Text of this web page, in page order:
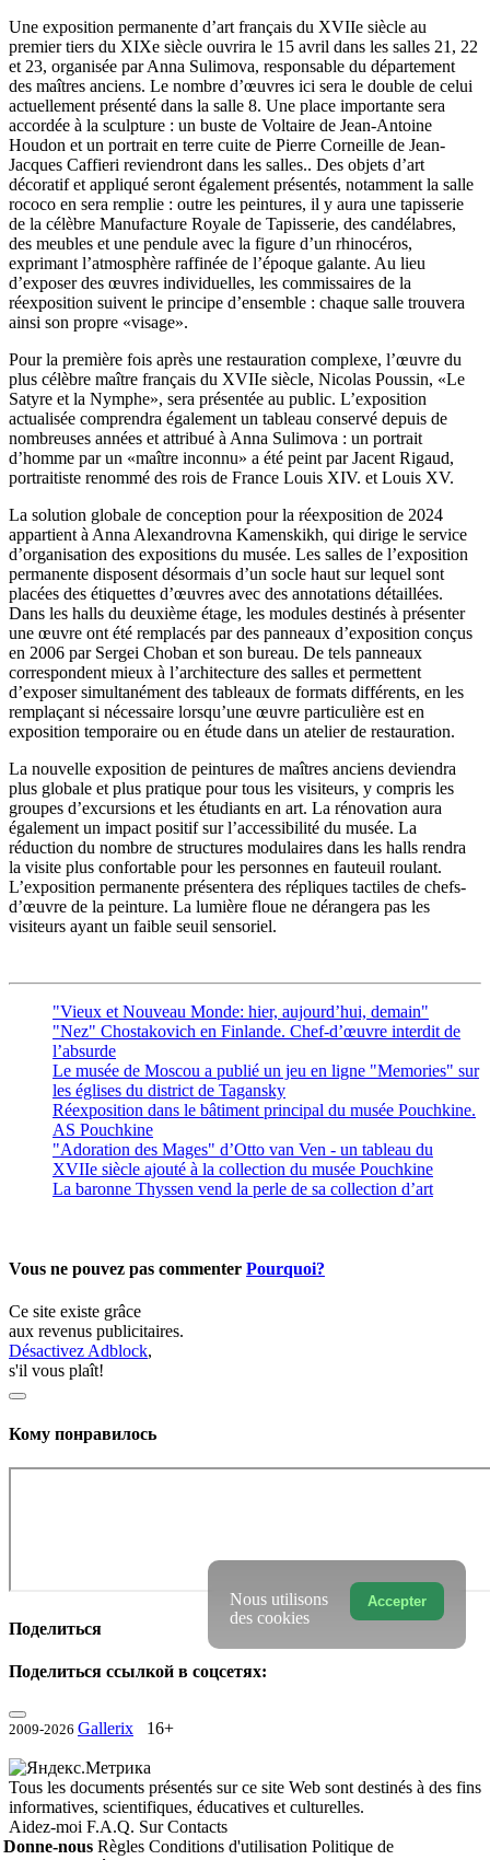
Une exposition permanente d’art français du XVIIe siècle au
premier tiers du XIXe siècle ouvrira le 15 avril dans les salles 21, 22
et 23, organisée par Anna Sulimova, responsable du département
des maîtres anciens. Le nombre d’œuvres ici sera le double de celui
actuellement présenté dans la salle 8. Une place importante sera
accordée à la sculpture : un buste de Voltaire de Jean-Antoine
Houdon et un portrait en terre cuite de Pierre Corneille de Jean-
Jacques Caffieri reviendront dans les salles.. Des objets d’art
décoratif et appliqué seront également présentés, notamment la salle
rococo en sera remplie : outre les peintures, il y aura une tapisserie
de la célèbre Manufacture Royale de Tapisserie, des candélabres,
des meubles et une pendule avec la figure d’un rhinocéros,
exprimant l’atmosphère raffinée de l’époque galante. Au lieu
d’exposer des œuvres individuelles, les commissaires de la
réexposition suivent le principe d’ensemble : chaque salle trouvera
ainsi son propre «visage».
Pour la première fois après une restauration complexe, l’œuvre du
plus célèbre maître français du XVIIe siècle, Nicolas Poussin, «Le
Satyre et la Nymphe», sera présentée au public. L’exposition
actualisée comprendra également un tableau conservé depuis de
nombreuses années et attribué à Anna Sulimova : un portrait
d’homme par un «maître inconnu» a été peint par Jacent Rigaud,
portraitiste renommé des rois de France Louis XIV. et Louis XV.
La solution globale de conception pour la réexposition de 2024
appartient à Anna Alexandrovna Kamenskikh, qui dirige le service
d’organisation des expositions du musée. Les salles de l’exposition
permanente disposent désormais d’un socle haut sur lequel sont
placées des étiquettes d’œuvres avec des annotations détaillées.
Dans les halls du deuxième étage, les modules destinés à présenter
une œuvre ont été remplacés par des panneaux d’exposition conçus
en 2006 par Sergei Choban et son bureau. De tels panneaux
correspondent mieux à l’architecture des salles et permettent
d’exposer simultanément des tableaux de formats différents, en les
remplaçant si nécessaire lorsqu’une œuvre particulière est en
exposition temporaire ou en étude dans un atelier de restauration.
La nouvelle exposition de peintures de maîtres anciens deviendra
plus globale et plus pratique pour tous les visiteurs, y compris les
groupes d’excursions et les étudiants en art. La rénovation aura
également un impact positif sur l’accessibilité du musée. La
réduction du nombre de structures modulaires dans les halls rendra
la visite plus confortable pour les personnes en fauteuil roulant.
L’exposition permanente présentera des répliques tactiles de chefs-
d’œuvre de la peinture. La lumière floue ne dérangera pas les
visiteurs ayant un faible seuil sensoriel.
"Vieux et Nouveau Monde: hier, aujourd’hui, demain"
"Nez" Chostakovich en Finlande. Chef-d’œuvre interdit de
l’absurde
Le musée de Moscou a publié un jeu en ligne "Memories" sur
les églises du district de Tagansky
Réexposition dans le bâtiment principal du musée Pouchkine.
AS Pouchkine
"Adoration des Mages" d’Otto van Ven - un tableau du
XVIIe siècle ajouté à la collection du musée Pouchkine
La baronne Thyssen vend la perle de sa collection d’art
Vous ne pouvez pas commenter Pourquoi?
Ce site existe grâce
aux revenus publicitaires.
Désactivez Adblock,
s'il vous plaît!
Кому понравилось
Поделиться
Поделиться ссылкой в соцсетях:
2009-2026 Gallerix 16+
Tous les documents présentés sur ce site Web sont destinés à des fins
informatives, scientifiques, éducatives et culturelles.
Aidez-moi F.A.Q. SurContacts
Donne-nous Règles Conditions d'utilisation Politique de
Accepter
Nous utilisons
des cookies